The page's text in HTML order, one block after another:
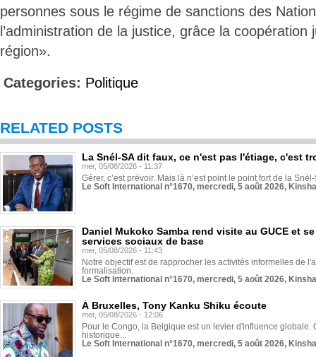
personnes sous le régime de sanctions des
l’administration de la justice, grâce la coopération
région».
Categories: Politique
RELATED POSTS
La Snél-SA dit faux, ce n'est pas l'étiage, c'est
mer, 05/08/2026 - 11:37
Gérer, c’est prévoir. Mais là n’est point le point fort de la
Le Soft International n°1670, mercredi, 5 août 2026,
Daniel Mukoko Samba rend visite au GUCE et
services sociaux de base
mer, 05/08/2026 - 11:43
Notre objectif est de rapprocher les activités informelles de
formalisation.
Le Soft International n°1670, mercredi, 5 août 2026,
À Bruxelles, Tony Kanku Shiku écoute
mer, 05/08/2026 - 12:06
Pour le Congo, la Belgique est un levier d'influence globale.
historique...
Le Soft International n°1670, mercredi, 5 août 2026,